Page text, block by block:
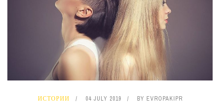
ИСТОРИИ 04 JULY 2019 BY EVROPAKIPR